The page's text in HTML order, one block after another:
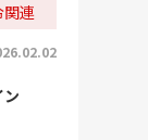
関連